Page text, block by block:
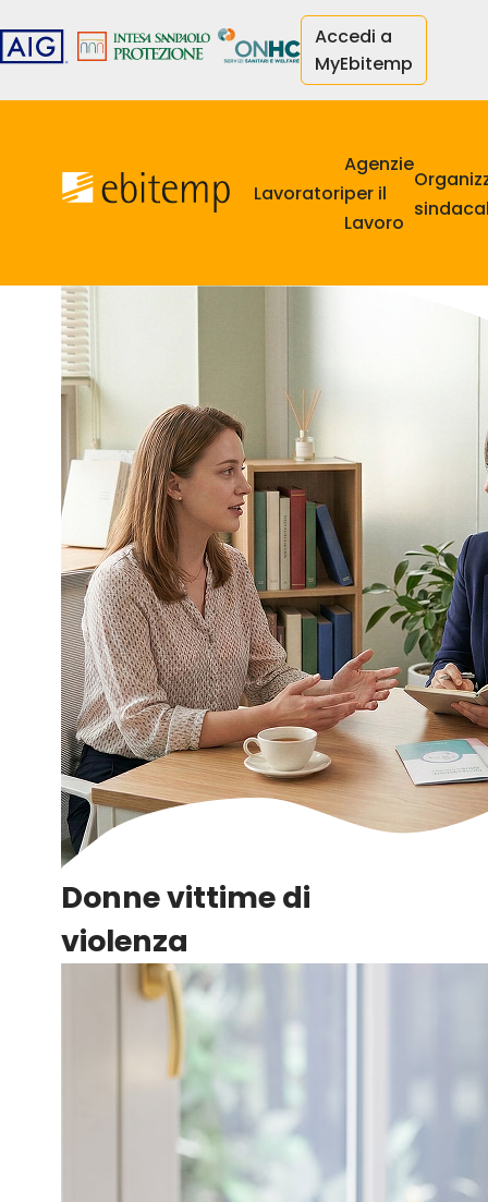
to
main
content
Accedi a
MyEbitemp
principale
Lavoratori
Agenzie
per il
Lavoro
Donne vittime di
violenza